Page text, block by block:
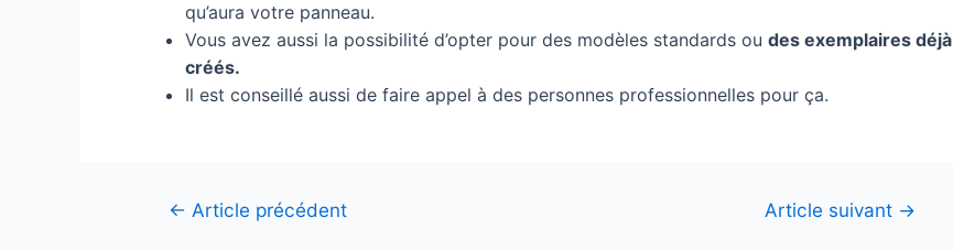
qu’aura votre panneau.
Vous avez aussi la possibilité d’opter pour des modèles standards ou des exemplaires déjà
créés.
Il est conseillé aussi de faire appel à des personnes professionnelles pour ça.
Navigation
← Article précédent Article suivant →